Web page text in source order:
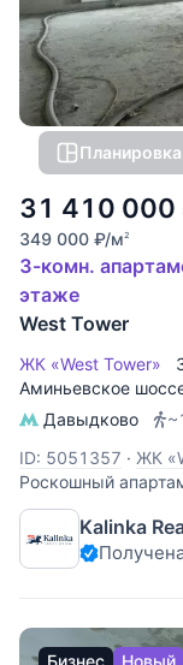
Планировка
31 410 000
349 000 ₽/м2
3-комн.
этаже
West Tower
ЖК «West Tower»
Аминьевское
Давыдково
ID: 5051357 · ЖК
Роскошный
комплекса West
личного
доходностью.
Kalinka
Бизнес Новый